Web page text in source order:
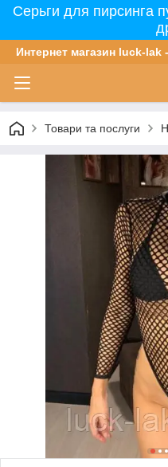
Серьги для пирсинга
Интернет магазин luck-
Товари та послуги